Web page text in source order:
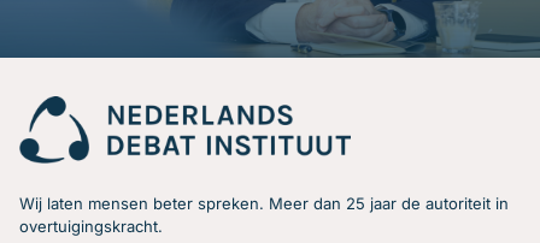
Wij laten mensen beter spreken. Meer dan 25 jaar de autoriteit in
overtuigingskracht.